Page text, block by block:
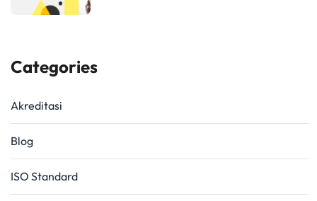
Categories
Akreditasi
Blog
ISO Standard